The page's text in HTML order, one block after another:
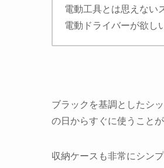
電動工具とは思えない
電動ドライバーが欲し
ブラックを基調としたシ
の日からすぐに使うことが
収納ケースも非常にシン